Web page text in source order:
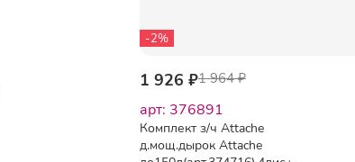
-2%
1 926 ₽1 964 ₽
арт: 376891
Комплект з/ч Attache
д.мощ.дырок Attache